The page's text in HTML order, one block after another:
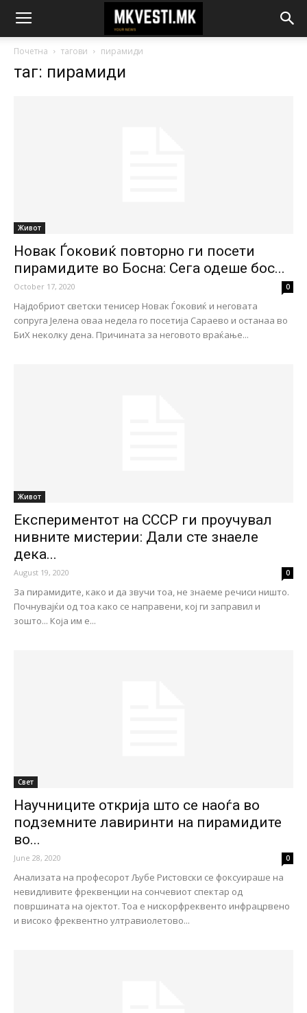
Почетна тагови пирамиди
таг: пирамиди
Живот
Новак Ѓоковиќ повторно ги посети
пирамидите во Босна: Сега одеше бос...
October 17, 2020 0
Најдобриот светски тенисер Новак Ѓоковиќ и неговата
сопруга Јелена оваа недела го посетија Сараево и останаа во
БиХ неколку дена. Причината за неговото враќање...
Живот
Експериментот на СССР ги проучувал
нивните мистерии: Дали сте знаеле
дека...
August 19, 2020 0
За пирамидите, како и да звучи тоа, не знаеме речиси ништо.
Почнувајќи од тоа како се направени, кој ги заправил и
зошто... Која им е...
Свет
Научниците открија што се наоѓа во
подземните лавиринти на пирамидите
во...
June 28, 2020 0
Анализата на професорот Љубе Ристовски се фоксуираше на
невидливите фреквенции на сончевиот спектар од
површината на ојектот. Тоа е нискорфреквенто инфрацрвено
и високо фреквентно ултравиолетово...